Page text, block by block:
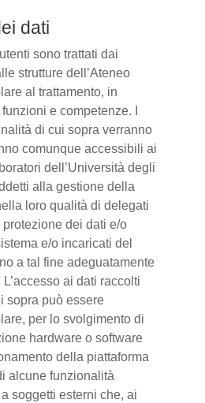
dati
sono trattati dai
strutture dell’Ateneo
al trattamento, in
e competenze. I
di cui sopra verranno
comunque accessibili ai
dell’Università degli
alla gestione della
loro qualità di delegati
dei dati e/o
e/o incaricati del
a tal fine adeguatamente
ai dati raccolti
sopra può essere
per lo svolgimento di
hardware o software
della piattaforma
alcune funzionalità
soggetti esterni che, ai